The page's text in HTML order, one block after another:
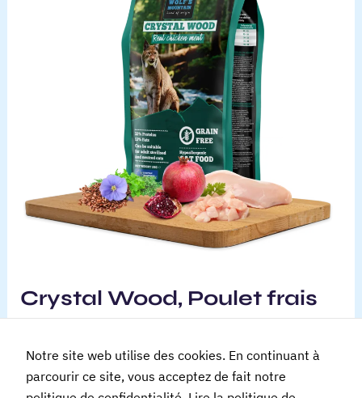
Crystal Wood, Poulet frais
32% de protéines 13% de graisses 0% de céréales
3815 kcal/kg Énergie métabolisable Poids du chat
Notre site web utilise des cookies. En continuant à
parcourir ce site, vous acceptez de fait notre